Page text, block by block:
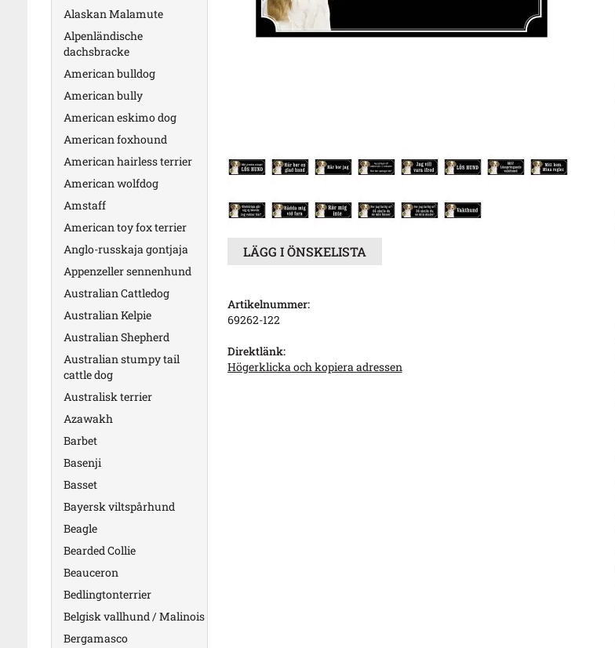
Alaskan Malamute
Alpenländische
dachsbracke
American bulldog
American bully
American eskimo dog
American foxhound
American hairless terrier
American wolfdog
Amstaff
American toy fox terrier
Anglo-russkaja gontjaja
Appenzeller sennenhund
Australian Cattledog
Australian Kelpie
Australian Shepherd
Australian stumpy tail
cattle dog
Australisk terrier
Azawakh
Barbet
Basenji
Basset
Bayersk viltspårhund
Beagle
Bearded Collie
Beauceron
Bedlingtonterrier
Belgisk vallhund / Malinois
Bergamasco
LÄGG I ÖNSKELISTA
Artikelnummer:
69262-122
Direktlänk:
Högerklicka och kopiera adressen